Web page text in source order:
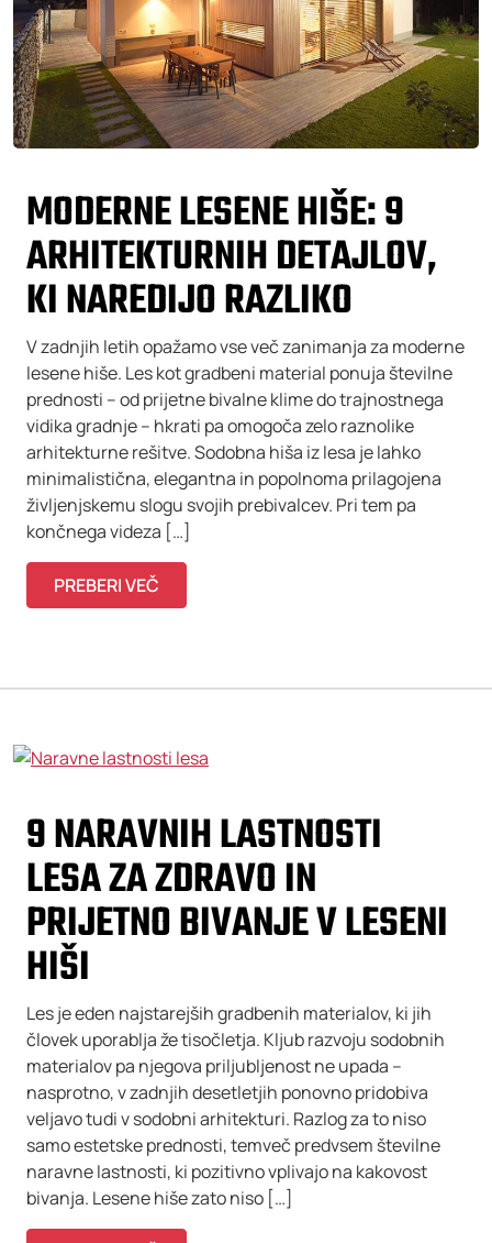
MODERNE LESENE HIŠE: 9
ARHITEKTURNIH DETAJLOV,
KI NAREDIJO RAZLIKO
V zadnjih letih opažamo vse več zanimanja za moderne
lesene hiše. Les kot gradbeni material ponuja številne
prednosti – od prijetne bivalne klime do trajnostnega
vidika gradnje – hkrati pa omogoča zelo raznolike
arhitekturne rešitve. Sodobna hiša iz lesa je lahko
minimalistična, elegantna in popolnoma prilagojena
življenjskemu slogu svojih prebivalcev. Pri tem pa
končnega videza […]
PREBERI VEČ
9 NARAVNIH LASTNOSTI
LESA ZA ZDRAVO IN
PRIJETNO BIVANJE V LESENI
HIŠI
Les je eden najstarejših gradbenih materialov, ki jih
človek uporablja že tisočletja. Kljub razvoju sodobnih
materialov pa njegova priljubljenost ne upada –
nasprotno, v zadnjih desetletjih ponovno pridobiva
veljavo tudi v sodobni arhitekturi. Razlog za to niso
samo estetske prednosti, temveč predvsem številne
naravne lastnosti, ki pozitivno vplivajo na kakovost
bivanja. Lesene hiše zato niso […]